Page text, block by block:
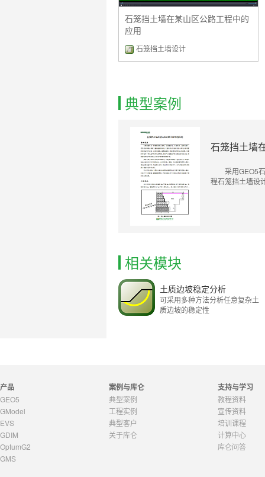
石笼挡土墙在某山区公路工程中的
应用
石笼挡土墙设计
典型案例
石笼挡土墙
采用GEO5
程石笼挡土墙设
相关模块
土质边坡稳定分析
可采用多种方法分析任意复杂土
质边坡的稳定性
产品
GEO5
GModel
EVS
GDIM
OptumG2
GMS
案例与库仑
典型案例
工程实例
典型客户
关于库仑
支持与学习
教程资料
宣传资料
培训课程
计算中心
库仑问答